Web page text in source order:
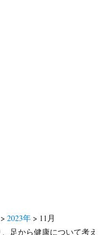
> 2023年 > 11月